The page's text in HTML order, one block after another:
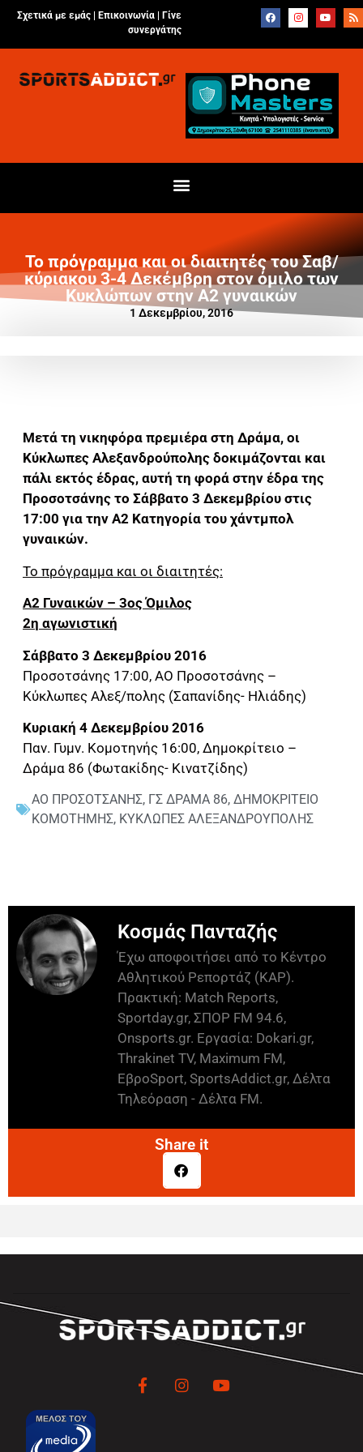
Σχετικά με εμάς | Επικοινωνία
Γίνε
συνεργάτης
Το πρόγραμμα και οι διαιτητές του Σαβ/
κύριακου 3-4 Δεκέμβρη στον όμιλο των
Κυκλώπων στην Α2 γυναικών
1 Δεκεμβρίου, 2016
Μετά τη νικηφόρα πρεμιέρα στη Δράμα, οι
Κύκλωπες Αλεξανδρούπολης δοκιμάζονται και
πάλι εκτός έδρας, αυτή τη φορά στην έδρα της
Προσοτσάνης το Σάββατο 3 Δεκεμβρίου στις
17:00 για την Α2 Κατηγορία του χάντμπολ
γυναικών.
Το πρόγραμμα και οι διαιτητές:
Α2 Γυναικών – 3ος Όμιλος
2η αγωνιστική
Σάββατο 3 Δεκεμβρίου 2016
Προσοτσάνης 17:00, ΑΟ Προσοτσάνης –
Κύκλωπες Αλεξ/πολης (Σαπανίδης- Ηλιάδης)
Κυριακή 4 Δεκεμβρίου 2016
Παν. Γυμν. Κομοτηνής 16:00, Δημοκρίτειο –
Δράμα 86 (Φωτακίδης- Κινατζίδης)
ΑΟ ΠΡΟΣΟΤΣΑΝΗΣ, ΓΣ ΔΡΑΜΑ 86, ΔΗΜΟΚΡΙΤΕΙΟ
ΚΟΜΟΤΗΜΗΣ, ΚΥΚΛΩΠΕΣ ΑΛΕΞΑΝΔΡΟΥΠΟΛΗΣ
Κοσμάς Πανταζής
Έχω αποφοιτήσει από το Κέντρο
Αθλητικού Ρεπορτάζ (ΚΑΡ).
Πρακτική: Match Reports,
Sportday.gr, ΣΠΟΡ FM 94.6,
Onsports.gr. Εργασία: Dokari.gr,
Thrakinet TV, Maximum FM,
ΕβροSport, SportsAddict.gr, Δέλτα
Τηλεόραση - Δέλτα FM.
Share it